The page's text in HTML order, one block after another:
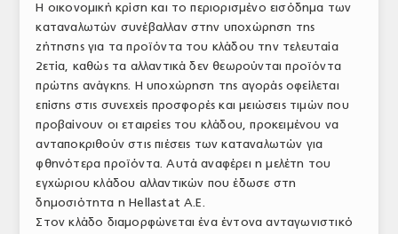
ΕΙΔΗΣΕΙΣ
ΕΥΡΩΠΑΪΚΕΣ ΑΠΟΦΑΣΕΙΣ
ΘΕΜΑΤΑ
ΕΜΠΟΡΙΚΟΣ ΚΑΤΑΛΟΓΟΣ
ΠΑΡΑΓΩΓΗ & ΕΜΠΟΡΙΑ
Η οικονομική κρίση και το περιορισμένο εισόδημα των
καταναλωτών συνέβαλλαν στην υποχώρηση της
ζήτησης για τα προϊόντα του κλάδου την τελευταία
2ετία, καθώς τα αλλαντικά δεν θεωρούνται προϊόντα
πρώτης ανάγκης. Η υποχώρηση της αγοράς οφείλεται
επίσης στις συνεχείς προσφορές και μειώσεις τιμών που
προβαίνουν οι εταιρείες του κλάδου, προκειμένου να
ανταποκριθούν στις πιέσεις των καταναλωτών για
φθηνότερα προϊόντα. Αυτά αναφέρει η μελέτη του
εγχώριου κλάδου αλλαντικών που έδωσε στη
δημοσιότητα η Hellastat Α.Ε.
Στον κλάδο διαμορφώνεται ένα έντονα ανταγωνιστικό